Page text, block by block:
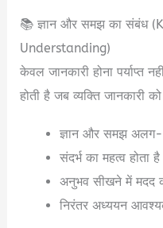
📚 ज्ञान और समझ का संबंध
Understanding)
केवल जानकारी होना पर्याप्त
होती है जब व्यक्ति जानकारी
ज्ञान और समझ
संदर्भ का महत्व होता
अनुभव सीखने में मदद
निरंतर अध्ययन